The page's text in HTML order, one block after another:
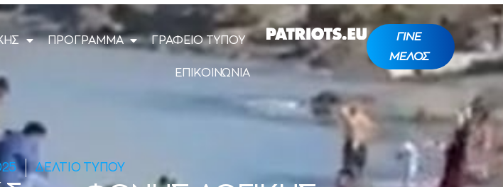
ΠΡΟΓΡΑΜΜΑ ΓΡΑΦΕΙΟ ΤΥΠΟΥ
ΕΠΙΚΟΙΝΩΝΙΑ
ΓΙΝΕ
ΜΕΛΟΣ
ΔΕΛΤΙΟ ΤΥΠΟΥ